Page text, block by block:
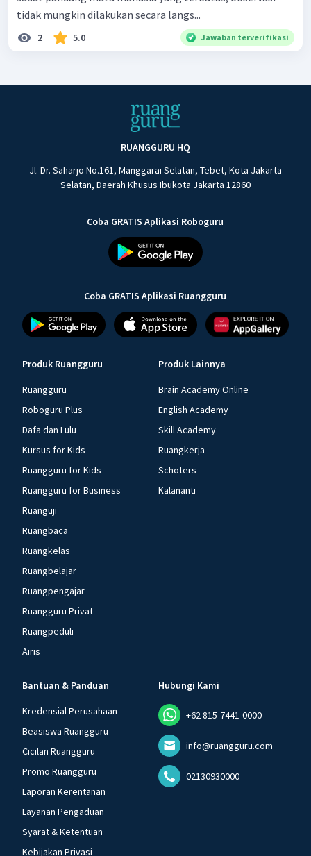
tidak mungkin dilakukan secara langs...
2 5.0 Jawaban terverifikasi
RUANGGURU HQ
Jl. Dr. Saharjo No.161, Manggarai Selatan, Tebet, Kota Jakarta
Selatan, Daerah Khusus Ibukota Jakarta 12860
Coba GRATIS Aplikasi Roboguru
Coba GRATIS Aplikasi Ruangguru
Produk Ruangguru
Ruangguru
Roboguru Plus
Dafa dan Lulu
Kursus for Kids
Ruangguru for Kids
Ruangguru for Business
Ruanguji
Ruangbaca
Ruangkelas
Ruangbelajar
Ruangpengajar
Ruangguru Privat
Ruangpeduli
Airis
Produk Lainnya
Brain Academy Online
English Academy
Skill Academy
Ruangkerja
Schoters
Kalananti
Bantuan & Panduan
Kredensial Perusahaan
Beasiswa Ruangguru
Cicilan Ruangguru
Promo Ruangguru
Laporan Kerentanan
Layanan Pengaduan
Syarat & Ketentuan
Kebijakan Privasi
Hubungi Kami
+62 815-7441-0000
info@ruangguru.com
02130930000